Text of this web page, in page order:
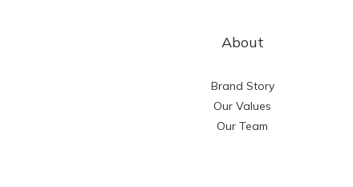
About
Brand Story
Our Values
Our Team